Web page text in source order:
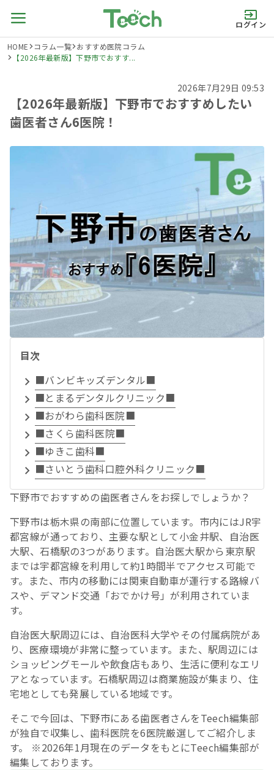
ログイン
HOME コラム一覧 おすすめ医院コラム
【2026年最新版】下野市でおすす...
2026年7月29日 09:53
【2026年最新版】下野市でおすすめしたい
歯医者さん6医院！
目次
■バンビキッズデンタル■
■とまるデンタルクリニック■
■おがわら歯科医院■
■さくら歯科医院■
■ゆきこ歯科■
■さいとう歯科口腔外科クリニック■
下野市でおすすめの歯医者さんをお探しでしょうか？
下野市は栃木県の南部に位置しています。市内にはJR宇
都宮線が通っており、主要な駅として小金井駅、自治医
大駅、石橋駅の3つがあります。自治医大駅から東京駅
までは宇都宮線を利用して約1時間半でアクセス可能で
す。また、市内の移動には関東自動車が運行する路線バ
スや、デマンド交通「おでかけ号」が利用されていま
す。
自治医大駅周辺には、自治医科大学やその付属病院があ
り、医療環境が非常に整っています。また、駅周辺には
ショッピングモールや飲食店もあり、生活に便利なエリ
アとなっています。石橋駅周辺は商業施設が集まり、住
宅地としても発展している地域です。
そこで今回は、下野市にある歯医者さんをTeech編集部
が独自で収集し、歯科医院を6医院厳選してご紹介しま
す。 ※2026年1月現在のデータをもとにTeech編集部が
編集しております。